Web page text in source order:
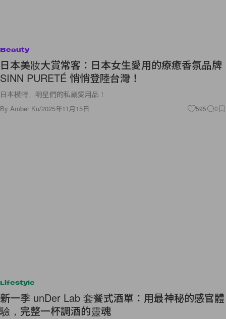
Beauty
日本美妝大賞常客：日本女生愛用的療癒香氛品牌
SINN PURETÉ 悄悄登陸台灣！
日本模特、明星們的私藏愛用品！
By Amber Ku/2025年11月15日 595 0
Lifestyle
新一季 unDer Lab 套餐式酒單：用最神秘的感官體
驗，完整一杯調酒的靈魂